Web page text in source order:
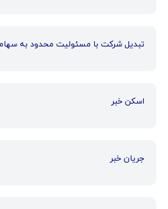
تبدیل شرکت با مسئولیت محدود به
اسکن خبر
جریان خبر